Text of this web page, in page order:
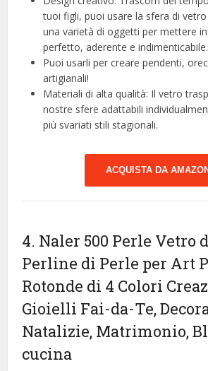
tuoi figli, puoi usare la sfera di
una varietà di oggetti per mettere
perfetto, aderente e indimenticabile.
Puoi usarli per creare pendenti,
artigianali!
Materiali di alta qualità: Il vetro
nostre sfere adattabili
più svariati stili stagionali.
ACQUISTA DA AMAZON
4. Naler 500 Perle Vetro
Perline di Perle per Art
Rotonde di 4 Colori
Gioielli Fai-da-Te,
Natalizie, Matrimonio,
cucina